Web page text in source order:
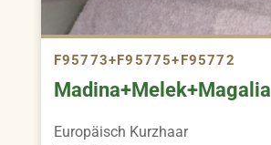
F95773+F95775+F95772
Madina+Melek+Magalia
Europäisch Kurzhaar